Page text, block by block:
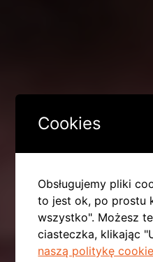
Cookies
Obsługujemy pliki
to jest ok, po prostu
wszystko". Możesz
ciasteczka, klikając
naszą politykę cookie